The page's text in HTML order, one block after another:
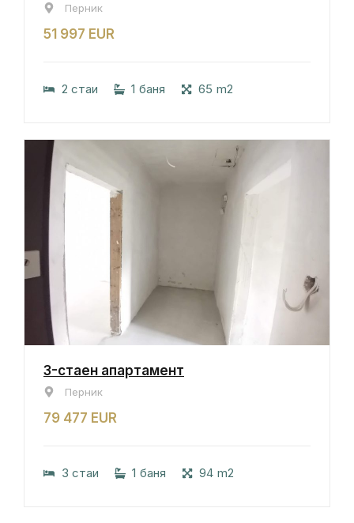
Перник
51 997 EUR
2 стаи 1 баня 65 m2
3-стаен апартамент
Перник
79 477 EUR
3 стаи 1 баня 94 m2